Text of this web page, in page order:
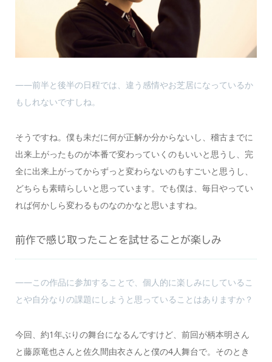
――前半と後半の日程では、違う感情やお芝居になっているか
もしれないですしね。
そうですね。僕も未だに何が正解か分からないし、稽古までに
出来上がったものが本番で変わっていくのもいいと思うし、完
全に出来上がってからずっと変わらないのもすごいと思うし、
どちらも素晴らしいと思っています。でも僕は、毎日やってい
れば何かしら変わるものなのかなと思いますね。
前作で感じ取ったことを試せることが楽しみ
――この作品に参加することで、個人的に楽しみにしているこ
とや自分なりの課題にしようと思っていることはありますか？
今回、約1年ぶりの舞台になるんですけど、前回が柄本明さん
と藤原竜也さんと佐久間由衣さんと僕の4人舞台で。そのとき